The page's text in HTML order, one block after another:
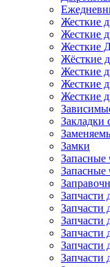
Жесткие
Жесткие
Жесткие
Жёсткие
Жесткие
Жесткие
Жесткие
Закладки
Замки
Запасные
Запасные
Запчасти
Запчасти
Запчасти
Запчасти
Запчасти
Запчасти